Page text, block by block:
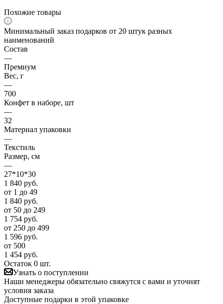
Похожие товары
Минимальный заказ подарков от 20 штук разных
наименований
Состав
—
Премиум
Вес, г
—
700
Конфет в наборе, шт
—
32
Материал упаковки
—
Текстиль
Размер, см
—
27*10*30
1 840 руб.
от 1 до 49
1 840 руб.
от 50 до 249
1 754 руб.
от 250 до 499
1 596 руб.
от 500
1 454 руб.
Остаток 0 шт.
Узнать о поступлении
Наши менеджеры обязательно свяжутся с вами и уточнят
условия заказа
Доступные подарки в этой упаковке